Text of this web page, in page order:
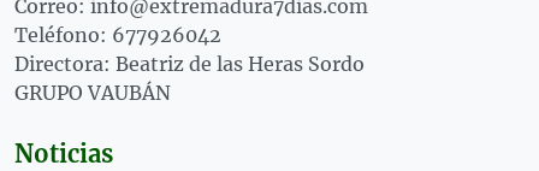
Correo: info@extremadura7dias.com
Teléfono: 677926042
Directora: Beatriz de las Heras Sordo
GRUPO VAUBÁN
Noticias